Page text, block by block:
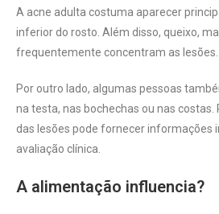
A acne adulta costuma aparecer
inferior do rosto. Além disso, queixo,
frequentemente concentram as lesões.
Por outro lado, algumas pessoas
na testa, nas bochechas ou nas
das lesões pode fornecer informações
avaliação clínica.
A alimentação influencia?